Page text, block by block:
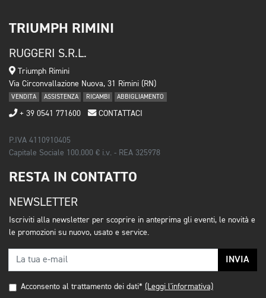
TRIUMPH RIMINI
RUGGERI S.R.L.
Triumph Rimini
Via Circonvallazione Nuova, 31 Rimini (RN)
VENDITA ASSISTENZA RICAMBI ABBIGLIAMENTO
+ 39 0541 771600 CONTATTACI
P.IVA 4110910405
Capitale Sociale 100.000 € i.v. - REA 325978
RESTA IN CONTATTO
NEWSLETTER
Iscriviti alla newsletter per scoprire in anteprima gli eventi, le novità e
le promozioni su nuovo, usato e service.
INVIA
Acconsento al trattamento dei dati* (Leggi l'informativa)